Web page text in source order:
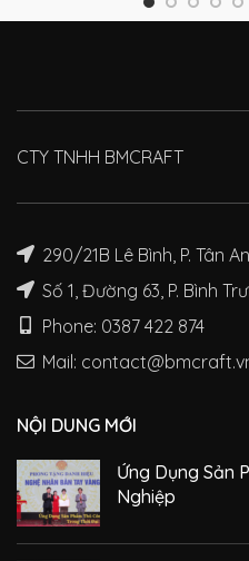
CTY TNHH BMCRAFT
290/21B Lê Bình, P. Tân
Số 1, Đường 63, P. Bình
Phone: 0387 422 874
Mail:
NỘI DUNG MỚI
Ứng Dụng Sản
Nghiệp